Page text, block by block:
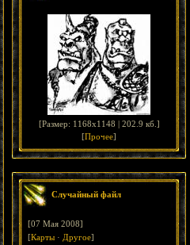
[Размер: 1168x1148 | 202.9 кб. ]
[Прочее]
Случайный файл
[07 Мая 2008]
[Карты · Другое]